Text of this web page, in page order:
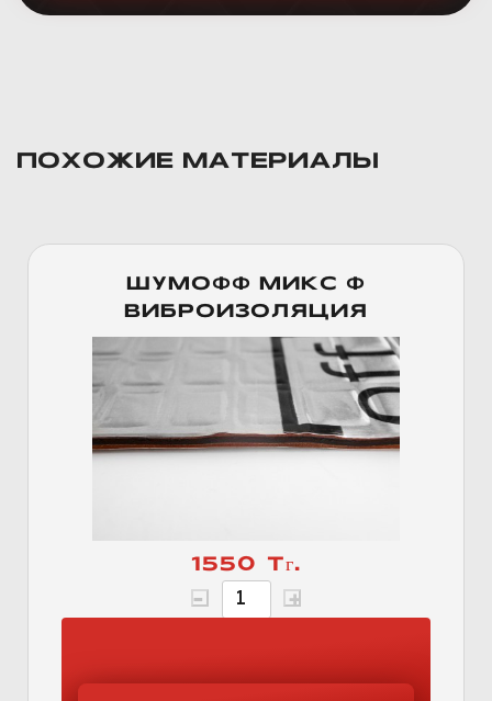
ПОХОЖИЕ МАТЕРИАЛЫ
ШУМОФФ МИКС Ф
ВИБРОИЗОЛЯЦИЯ
1550 Тг.